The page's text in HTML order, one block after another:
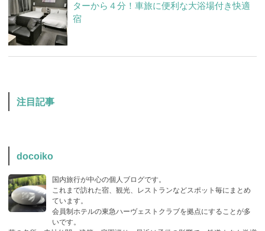
ターから４分！車旅に便利な大浴場付き快適
宿
注目記事
docoiko
国内旅行が中心の個人ブログです。
これまで訪れた宿、観光、レストランなどスポット毎にまとめ
ています。
会員制ホテルの東急ハーヴェストクラブを拠点にすることが多
いです。